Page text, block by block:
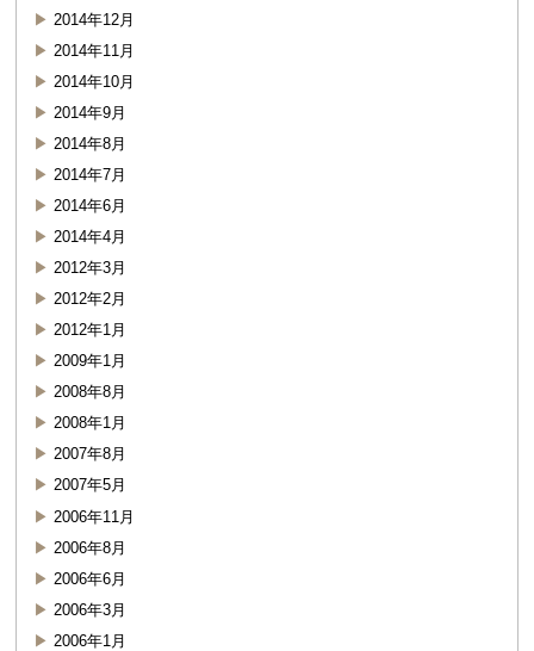
2014年12月
2014年11月
2014年10月
2014年9月
2014年8月
2014年7月
2014年6月
2014年4月
2012年3月
2012年2月
2012年1月
2009年1月
2008年8月
2008年1月
2007年8月
2007年5月
2006年11月
2006年8月
2006年6月
2006年3月
2006年1月